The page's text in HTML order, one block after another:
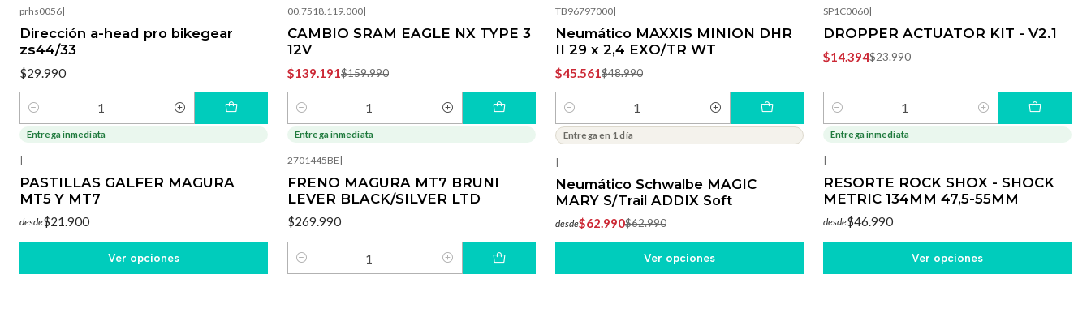
prhs0056|
Dirección a-head pro bikegear
zs44/33
$29.990
Cantidad
00.7518.119.000|
CAMBIO SRAM EAGLE NX TYPE 3
12V
$139.191$159.990
Cantidad
TB96797000|
Neumático MAXXIS MINION DHR
II 29 x 2,4 EXO/TR WT
$45.561$48.990
Cantidad
SP1C0060|
DROPPER ACTUATOR KIT - V2.1
$14.394$23.990
Cantidad
Entrega inmediata
|
PASTILLAS GALFER MAGURA
MT5 Y MT7
desde$21.900
Ver opciones
Entrega inmediata
2701445BE |
FRENO MAGURA MT7 BRUNI
LEVER BLACK/SILVER LTD
$269.990
Cantidad
-19%OFF
Entrega en 1 día
|
Neumático Schwalbe MAGIC
MARY S/Trail ADDIX Soft
desde$62.990$62.990
Ver opciones
Entrega inmediata
|
RESORTE ROCK SHOX - SHOCK
METRIC 134MM 47,5-55MM
desde$46.990
Ver opciones